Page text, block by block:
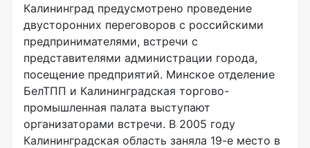
Калининград предусмотрено проведение
двусторонних переговоров с российскими
предпринимателями, встречи с
представителями администрации города,
посещение предприятий. Минское отделение
БелТПП и Калининградская торгово-
промышленная палата выступают
организаторами встречи. В 2005 году
Калининградская область заняла 19-е место в